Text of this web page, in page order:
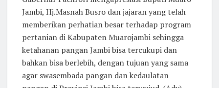
Jambi, Hj.Masnah Busro dan jajaran yang telah
memberikan perhatian besar terhadap program
pertanian di Kabupaten Muarojambi sehingga
ketahanan pangan Jambi bisa tercukupi dan
bahkan bisa berlebih, dengan tujuan yang sama
agar swasembada pangan dan kedaulatan